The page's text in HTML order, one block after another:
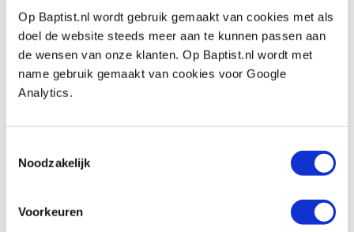
Op Baptist.nl wordt gebruik gemaakt van cookies met als
doel de website steeds meer aan te kunnen passen aan
de wensen van onze klanten. Op Baptist.nl wordt met
name gebruik gemaakt van cookies voor Google
Analytics.
Noodzakelijk
Voorkeuren
Narex steekbeitel met lange kling 25 mm
Productnumber: 31427
€ 41,40 incl. VAT
€ 34,21 excl. VAT
Compare
Narex steekbeitel met lange kling 32 mm